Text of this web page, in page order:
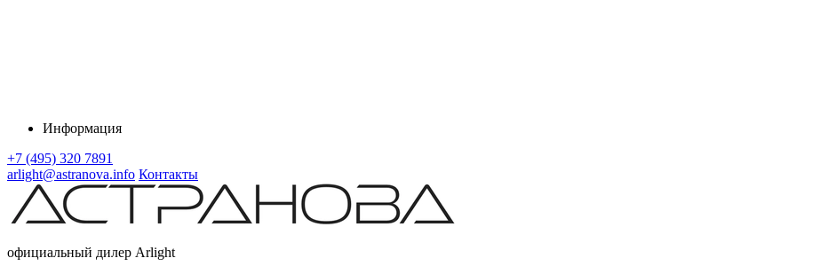
Информация
+7 (495) 320 7891
arlight@astranova.info Контакты
официальный дилер Arlight